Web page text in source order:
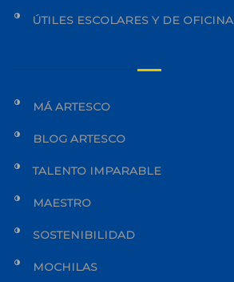
ÚTILES ESCOLARES Y DE OFICINA
MÁ ARTESCO
BLOG ARTESCO
TALENTO IMPARABLE
MAESTRO
SOSTENIBILIDAD
MOCHILAS